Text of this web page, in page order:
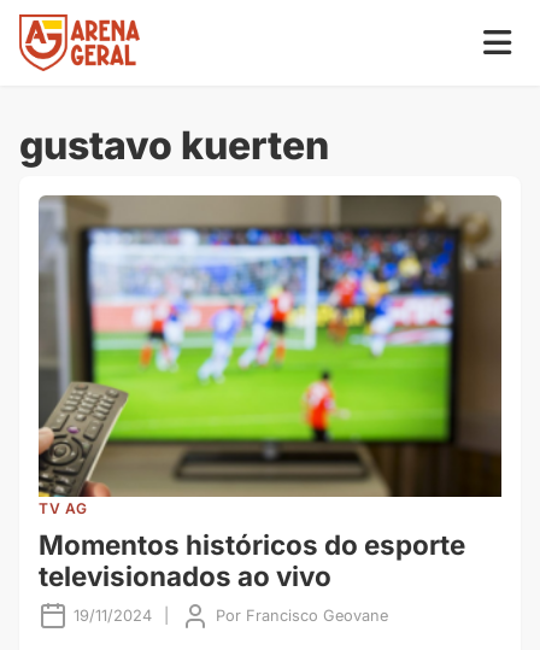
gustavo kuerten
TV AG
Momentos históricos do esporte
televisionados ao vivo
19/11/2024 Por Francisco Geovane